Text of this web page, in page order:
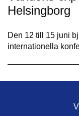
Helsingborg
Den 12 till 15 juni
internationella